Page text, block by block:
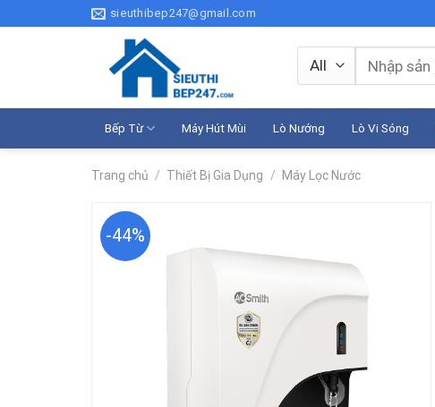
to
sieuthibep247@gmail.com
Tìm
kiếm:
Bếp Từ Máy Hút Mùi Lò Nướng Lò Vi Sóng
Trang chủ / Thiết Bị Gia Dụng / Máy Lọc Nước
-44%